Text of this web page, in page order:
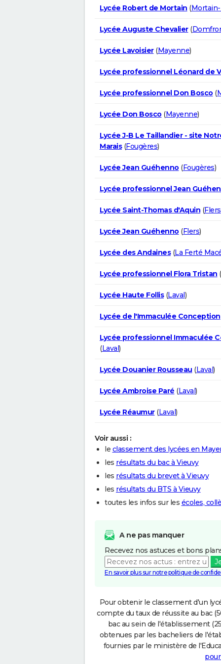
Lycée Robert de Mortain (
Lycée Auguste Chevalier(
Lycée Lavoisier(Mayenne)
Lycée professionnel Léonard de
Lycée professionnel Don Bosco (
Lycée Don Bosco (Mayenne)
Lycée J-B Le Taillandier - site
Marais(Fougères)
Lycée Jean Guéhenno (Fougères)
Lycée professionnel Jean
Lycée Saint-Thomas d'Aquin (Flers
Lycée Jean Guéhenno (Flers)
Lycée des Andaines(La Ferté
Lycée professionnel Flora Tristan (
Lycée Haute Follis(Laval)
Lycée de l'Immaculée Conception
Lycée professionnel Immaculée
(Laval)
Lycée Douanier Rousseau (Laval)
Lycée Ambroise Paré (Laval)
Lycée Réaumur(Laval)
Voir aussi :
le classement des lycées en
les résultats du bac à Vieuvy
les résultats du brevet à Vieuvy
les résultats du BTS à Vieuvy
toutes les infos sur les écoles,
A ne pas manquer
Recevez nos astuces et bons
En savoir plus sur notre politique de
Pour obtenir le classement d'un
compte du taux de réussite au bac
bac au sein de l'établissement
obtenues par les bacheliers de
fournies par le ministère de